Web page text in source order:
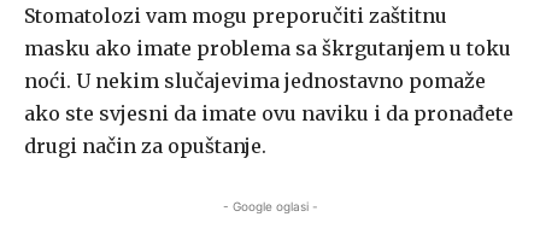
Stomatolozi vam mogu preporučiti zaštitnu
masku ako imate problema sa škrgutanjem u toku
noći. U nekim slučajevima jednostavno pomaže
ako ste svjesni da imate ovu naviku i da pronađete
drugi način za opuštanje.
- Google oglasi -